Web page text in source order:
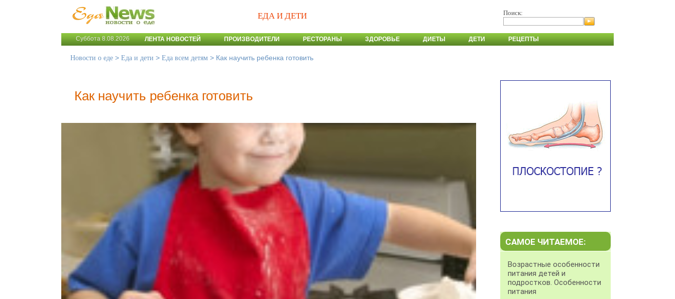
ЕДА И ДЕТИ Поиск:
Суббота 8.08.2026 ЛЕНТА НОВОСТЕЙ ПРОИЗВОДИТЕЛИ РЕСТОРАНЫ ЗДОРОВЬЕ ДИЕТЫ ДЕТИ РЕЦЕПТЫ
Новости о еде > Еда и дети > Еда всем детям > Как научить ребенка готовить
Как научить ребенка готовить
САМОЕ ЧИТАЕМОЕ:
Возрастные особенности
питания детей и
подростков. Особенности
питания